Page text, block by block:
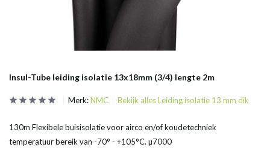
Insul-Tube leiding isolatie 13x18mm (3/4) lengte 2m
Merk:NMC Bekijk alles Leiding isolatie 13 mm dik
130m Flexibele buisisolatie voor airco en/of koudetechniek
temperatuur bereik van -70° - +105°C. µ7000